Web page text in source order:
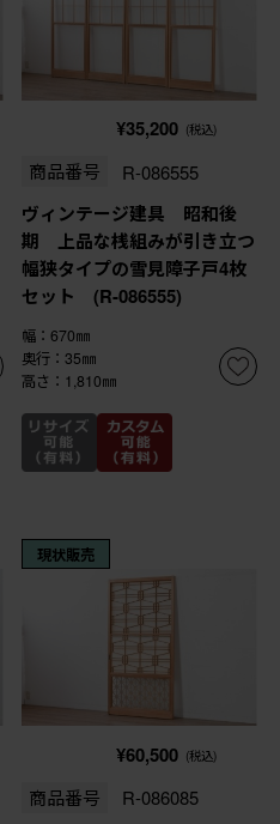
¥35,200 (税込)
商品番号 R-086555
ヴィンテージ建具 昭和後
期 上品な桟組みが引き立つ
幅狭タイプの雪見障子戸4枚
セット (R-086555)
幅：670㎜
奥行：35㎜
高さ：1,810㎜
現状販売
¥60,500 (税込)
商品番号 R-086085